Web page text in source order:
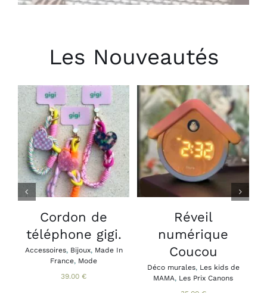
Les Nouveautés
CHOIX DES
OPTIONS
CE
PRODUIT
A
PLUSIEURS
VARIATIONS.
LES
OPTIONS
PEUVENT
ÊTRE
CHOISIES
/
DÉTAILS
Cordon de
téléphone gigi.
Accessoires, Bijoux, Made In
France, Mode
39.00 €
AJOUTER AU
PANIER
/
DÉTAILS
Réveil
numérique
Coucou
Déco murales, Les kids de
MAMA, Les Prix Canons